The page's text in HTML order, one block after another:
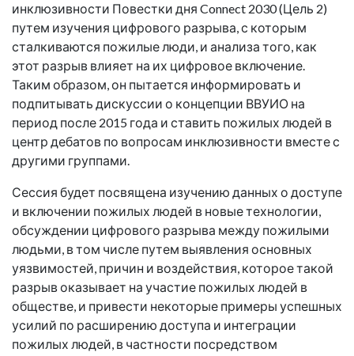
инклюзивности Повестки дня Connect 2030 (Цель 2)
путем изучения цифрового разрыва, с которым
сталкиваются пожилые люди, и анализа того, как
этот разрыв влияет на их цифровое включение.
Таким образом, он пытается информировать и
подпитывать дискуссии о концепции ВВУИО на
период после 2015 года и ставить пожилых людей в
центр дебатов по вопросам инклюзивности вместе с
другими группами.
Сессия будет посвящена изучению данных о доступе
и включении пожилых людей в новые технологии,
обсуждении цифрового разрыва между пожилыми
людьми, в том числе путем выявления основных
уязвимостей, причин и воздействия, которое такой
разрыв оказывает на участие пожилых людей в
обществе, и привести некоторые примеры успешных
усилий по расширению доступа и интеграции
пожилых людей, в частности посредством